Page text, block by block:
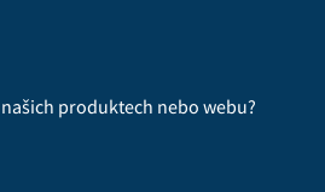
produktech nebo webu?